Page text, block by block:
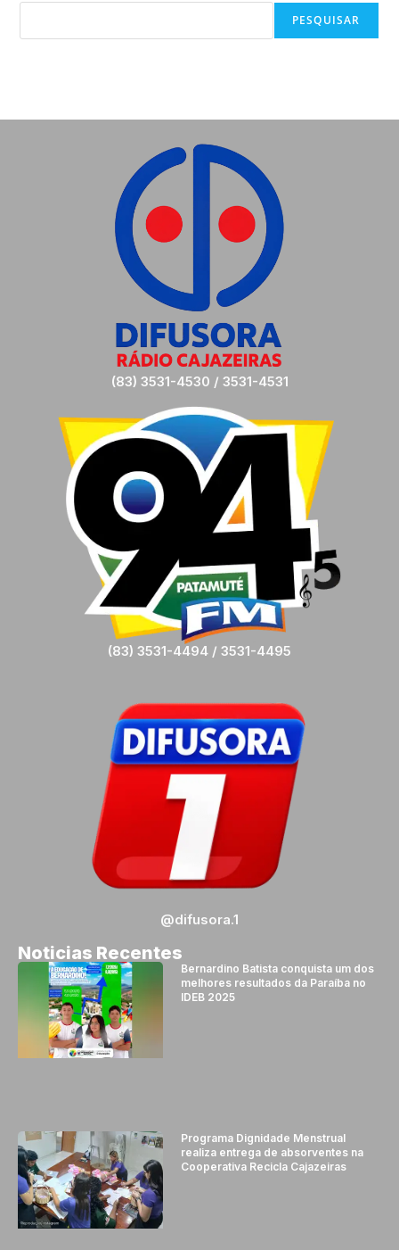
PESQUISAR
(83) 3531-4530 / 3531-4531
(83) 3531-4494 / 3531-4495
@difusora.1
Noticias Recentes
Bernardino Batista conquista um dos
melhores resultados da Paraíba no
IDEB 2025
Programa Dignidade Menstrual
realiza entrega de absorventes na
Cooperativa Recicla Cajazeiras